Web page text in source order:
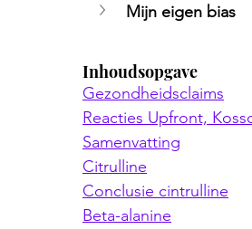
Mijn eigen bias
Inhoudsopgave
Gezondheidsclaims
Reacties Upfront,
Samenvatting
Citrulline
Conclusie cintrulline
Beta-alanine